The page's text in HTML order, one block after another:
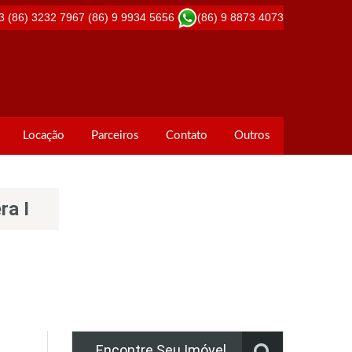
(86) 3232 7967 (86) 9 9934 5656 (86) 9 8873 4073
Locação Parceiros Contato Outros
I